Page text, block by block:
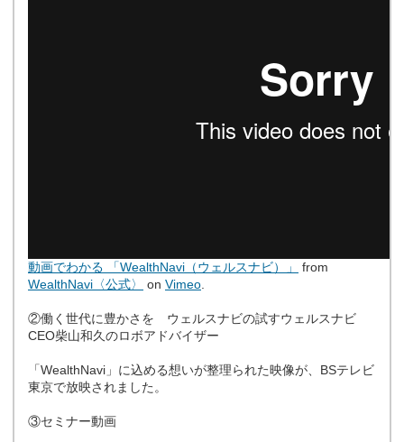
動画でわかる 「WealthNavi（ウェルスナビ）」
from
WealthNavi〈公式〉
on Vimeo.
②働く世代に豊かさを ウェルスナビの試すウェルスナビ
CEO柴山和久のロボアドバイザー
「WealthNavi」に込める想いが整理られた映像が、BSテレビ
東京で放映されました。
③セミナー動画